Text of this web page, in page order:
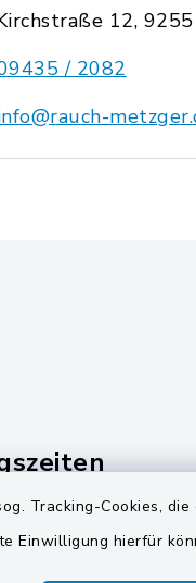
Tracking-Cookies,
Einwilligung hierfür
12,
/ 2082
Uhr